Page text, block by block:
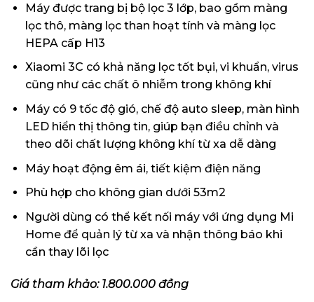
Máy được trang bị bộ lọc 3 lớp, bao gồm màng
lọc thô, màng lọc than hoạt tính và màng lọc
HEPA cấp H13
Xiaomi 3C có khả năng lọc tốt bụi, vi khuẩn, virus
cũng như các chất ô nhiễm trong không khí
Máy có 9 tốc độ gió, chế độ auto sleep, màn hình
LED hiển thị thông tin, giúp bạn điều chỉnh và
theo dõi chất lượng không khí từ xa dễ dàng
Máy hoạt động êm ái, tiết kiệm điện năng
Phù hợp cho không gian dưới 53m2
Người dùng có thể kết nối máy với ứng dụng Mi
Home để quản lý từ xa và nhận thông báo khi
cần thay lõi lọc
Giá tham khảo: 1.800.000 đồng